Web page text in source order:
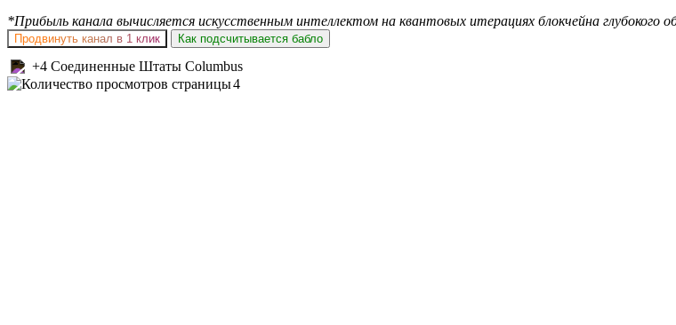
*Прибыль канала вычисляется искусственным интеллектом на квантовых итерациях блокчейна
Продвинуть канал в 1 клик Как подсчитывается бабло
+4 Соединенные Штаты Columbus
4